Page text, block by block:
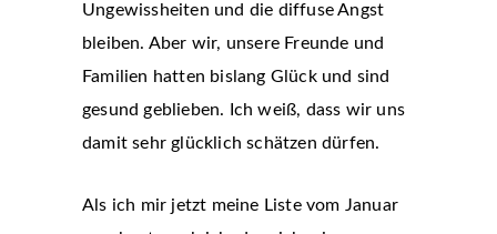
Ungewissheiten und die diffuse Angst
bleiben. Aber wir, unsere Freunde und
Familien hatten bislang Glück und sind
gesund geblieben. Ich weiß, dass wir uns
damit sehr glücklich schätzen dürfen.
Als ich mir jetzt meine Liste vom Januar